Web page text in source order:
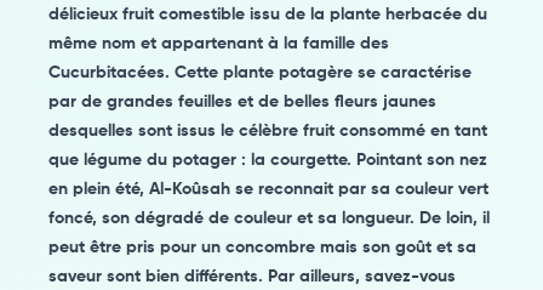
délicieux fruit comestible issu de la plante herbacée du
même nom et appartenant à la famille des
Cucurbitacées. Cette plante potagère se caractérise
par de grandes feuilles et de belles fleurs jaunes
desquelles sont issus le célèbre fruit consommé en tant
que légume du potager : la courgette. Pointant son nez
en plein été, Al-Koûsah se reconnait par sa couleur vert
foncé, son dégradé de couleur et sa longueur. De loin, il
peut être pris pour un concombre mais son goût et sa
saveur sont bien différents. Par ailleurs, savez-vous